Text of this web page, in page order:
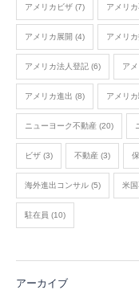
アメリカビザ (7) アメリ
アメリカ展開 (4) アメリ
アメリカ法人登記 (6) ア
アメリカ進出 (8) アメリ
ニューヨーク不動産 (20)
ビザ (3) 不動産 (3)
海外進出コンサル (5) 米
駐在員 (10)
アーカイブ